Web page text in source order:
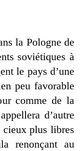
la Pologne de
soviétiques à
le pays d’une
peu favorable
comme de la
d’autre
cieux plus libres
renonçant au